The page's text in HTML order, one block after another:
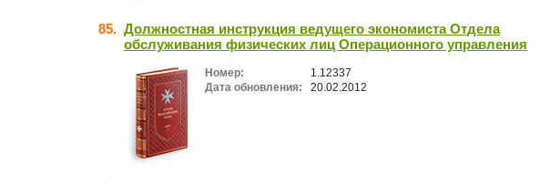
85. Должностная инструкция ведущего экономиста Отдела
обслуживания физических лиц Операционного управления
Номер:
1.12337
Дата обновления:
20.02.2012